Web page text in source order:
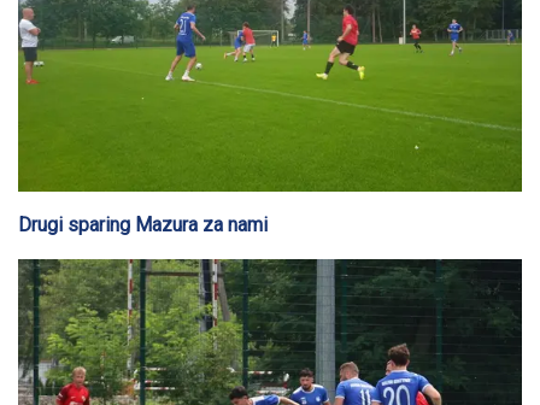
Drugi sparing Mazura za nami